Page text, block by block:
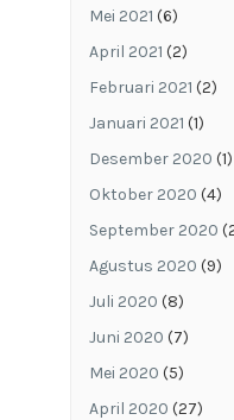
Mei 2021 (6)
April 2021 (2)
Februari 2021 (2)
Januari 2021 (1)
Desember 2020 (1)
Oktober 2020 (4)
September 2020
Agustus 2020 (9)
Juli 2020 (8)
Juni 2020 (7)
Mei 2020 (5)
April 2020 (27)